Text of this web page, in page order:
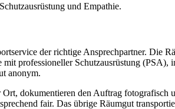
und Empathie.
der richtige Ansprechpartner. Die
professioneller Schutzausrüstung
anonym.
dokumentieren den Auftrag fotografisch
fair. Das übrige Räumgut